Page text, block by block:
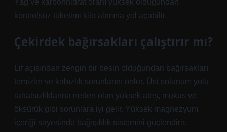
Yağ ve karbonhidrat oranı yüksek olduğundan
kontrolsüz tüketimi kilo alımına yol açabilir.
Çekirdek bağırsakları çalıştırır mı?
Lif açısından zengin bir besin olduğundan bağırsakları
temizler ve kabızlık sorunlarını önler. Üst solunum yolu
rahatsızlıklarına neden olan yüksek ateş, mukus ve
öksürük gibi sorunlara iyi gelir. Yüksek magnezyum
içeriği sayesinde bağışıklık sistemini güçlendirir.